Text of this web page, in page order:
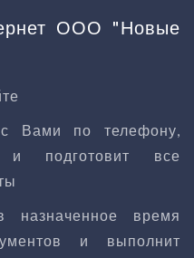
ООО "Новые
Вами по телефону,
и подготовит все
назначенное время
и выполнит